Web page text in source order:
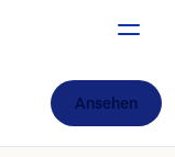
Ansehen